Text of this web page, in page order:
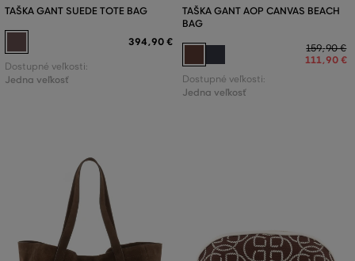
TAŠKA GANT SUEDE TOTE BAG
394,90 €
Dostupné veľkosti:
Jedna veľkosť
TAŠKA GANT AOP CANVAS BEACH
BAG
159,90 €
111,90 €
Dostupné veľkosti:
Jedna veľkosť